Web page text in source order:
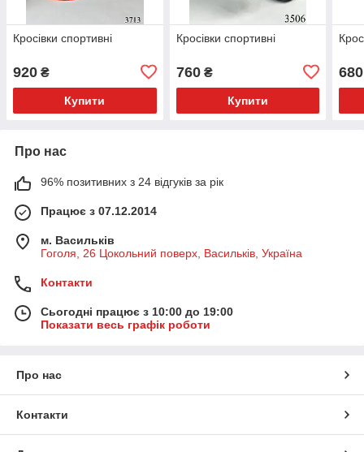
Кросівки спортивні
920 ₴
Купити
Кросівки спортивні
760₴
Купити
680
Про нас
96% позитивних з 24 відгуків за рік
Працює з 07.12.2014
м. Васильків
Гоголя, 26 Цокольний поверх, Васильків, Україна
Контакти
Сьогодні працює з 10:00 до 19:00
Показати весь графік роботи
Про нас
Контакти